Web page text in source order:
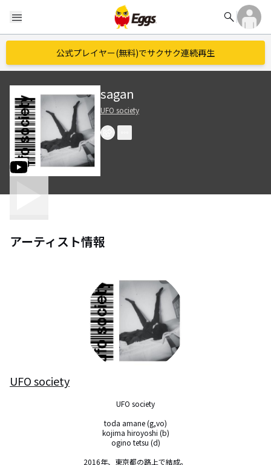
menu search
公式プレイヤー(無料)でサクサク連続再生
sagan
UFO society
アーティスト情報
UFO society
UFO society
toda amane (g,vo)
kojima hiroyoshi (b)
ogino tetsu (d)
2016年、東京都の路上で結成。